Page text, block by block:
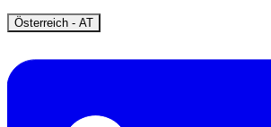
Österreich - ATOpen